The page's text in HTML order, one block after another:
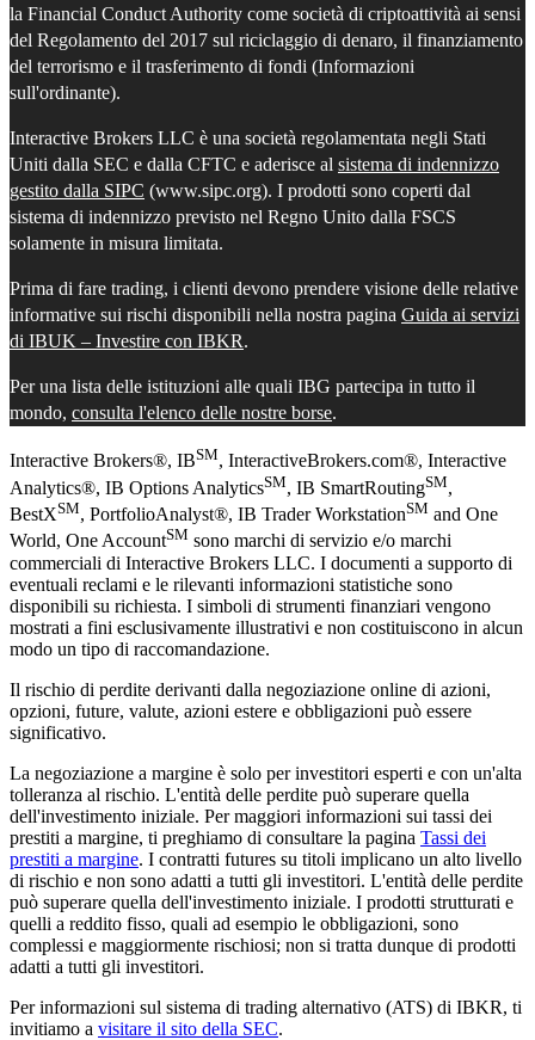
la Financial Conduct Authority come società di criptoattività ai sensi
del Regolamento del 2017 sul riciclaggio di denaro, il finanziamento
del terrorismo e il trasferimento di fondi (Informazioni
sull'ordinante).
Interactive Brokers LLC è una società regolamentata negli Stati
Uniti dalla SEC e dalla CFTC e aderisce al sistema di indennizzo
gestito dalla SIPC (www.sipc.org). I prodotti sono coperti dal
sistema di indennizzo previsto nel Regno Unito dalla FSCS
solamente in misura limitata.
Prima di fare trading, i clienti devono prendere visione delle relative
informative sui rischi disponibili nella nostra pagina Guida ai servizi
di IBUK – Investire con IBKR.
Per una lista delle istituzioni alle quali IBG partecipa in tutto il
mondo, consulta l'elenco delle nostre borse.
Interactive Brokers®, IBSM, InteractiveBrokers.com®, Interactive
Analytics®, IB Options AnalyticsSM, IB SmartRoutingSM,
BestXSM, PortfolioAnalyst®, IB Trader WorkstationSM and One
World, One AccountSM sono marchi di servizio e/o marchi
commerciali di Interactive Brokers LLC. I documenti a supporto di
eventuali reclami e le rilevanti informazioni statistiche sono
disponibili su richiesta. I simboli di strumenti finanziari vengono
mostrati a fini esclusivamente illustrativi e non costituiscono in alcun
modo un tipo di raccomandazione.
Il rischio di perdite derivanti dalla negoziazione online di azioni,
opzioni, future, valute, azioni estere e obbligazioni può essere
significativo.
La negoziazione a margine è solo per investitori esperti e con un'alta
tolleranza al rischio. L'entità delle perdite può superare quella
dell'investimento iniziale. Per maggiori informazioni sui tassi dei
prestiti a margine, ti preghiamo di consultare la pagina Tassi dei
prestiti a margine. I contratti futures su titoli implicano un alto livello
di rischio e non sono adatti a tutti gli investitori. L'entità delle perdite
può superare quella dell'investimento iniziale. I prodotti strutturati e
quelli a reddito fisso, quali ad esempio le obbligazioni, sono
complessi e maggiormente rischiosi; non si tratta dunque di prodotti
adatti a tutti gli investitori.
Per informazioni sul sistema di trading alternativo (ATS) di IBKR, ti
invitiamo a visitare il sito della SEC.